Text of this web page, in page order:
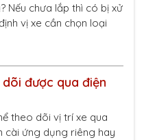
Nếu chưa lắp thì có bị xử
vị xe cần chọn loại
được qua điện
theo dõi vị trí xe qua
cài ứng dụng riêng hay